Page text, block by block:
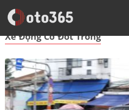
Trang Chủ Xe Động Cơ Đốt Trong
Xe Động Cơ Đốt Trong